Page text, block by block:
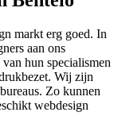
markt erg goed. In
aan ons
hun specialismen
Wij zijn
Zo kunnen
webdesign